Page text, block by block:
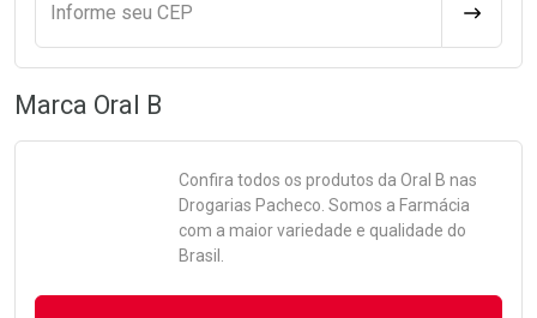
Informe seu CEP
Marca Oral B
Confira todos os produtos da Oral B nas
Drogarias Pacheco. Somos a Farmácia
com a maior variedade e qualidade do
Brasil.